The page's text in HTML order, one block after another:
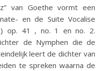
van Goethe vormt een
en de Suite Vocalise
op. 41 , no. 1 en no. 2.
de Nymphen die de
leert de dichter van
te spreken waarna de